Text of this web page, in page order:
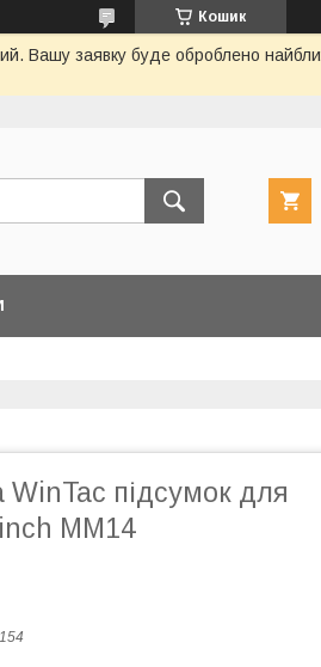
Кошик
Вашу заявку буде оброблено
WinTac підсумок для
ММ14